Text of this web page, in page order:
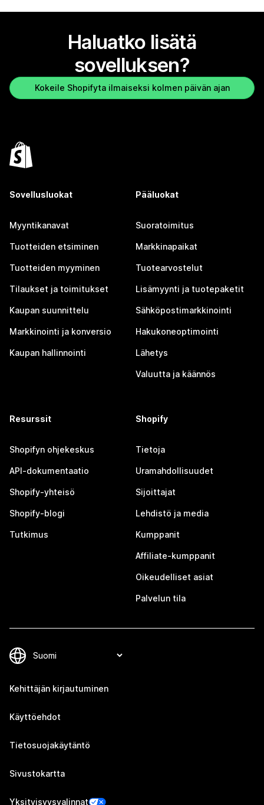
Haluatko lisätä
sovelluksen?
Kokeile Shopifyta ilmaiseksi kolmen päivän ajan
Sovellusluokat
Myyntikanavat
Tuotteiden etsiminen
Tuotteiden myyminen
Tilaukset ja toimitukset
Kaupan suunnittelu
Markkinointi ja konversio
Kaupan hallinnointi
Pääluokat
Suoratoimitus
Markkinapaikat
Tuotearvostelut
Lisämyynti ja tuotepaketit
Sähköpostimarkkinointi
Hakukoneoptimointi
Lähetys
Valuutta ja käännös
Resurssit
Shopifyn ohjekeskus
API-dokumentaatio
Shopify-yhteisö
Shopify-blogi
Tutkimus
Shopify
Tietoja
Uramahdollisuudet
Sijoittajat
Lehdistö ja media
Kumppanit
Affiliate-kumppanit
Oikeudelliset asiat
Palvelun tila
Kehittäjän kirjautuminen
Käyttöehdot
Tietosuojakäytäntö
Sivustokartta
Yksityisyysvalinnat